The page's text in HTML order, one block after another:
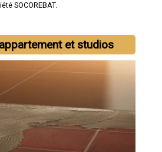
SOCOREBAT.
et studios